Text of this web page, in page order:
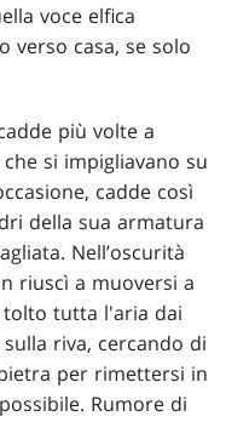
voce elfica
verso casa, se solo
più volte a
si impigliavano su
cadde così
della sua armatura
Nell’oscurità
riuscì a muoversi a
tolto tutta l'aria dai
riva, cercando di
per rimettersi in
Rumore di